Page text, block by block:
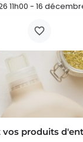
11h00 - 16
vos produits